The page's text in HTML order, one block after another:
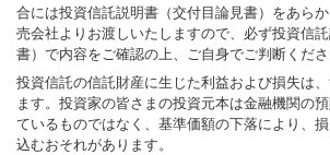
合には投資信託説明書（交付目論見書）をあら
売会社よりお渡しいたしますので、必ず投資信
書）で内容をご確認の上、ご自身でご判断くださ
投資信託の信託財産に生じた利益および損失は
ます。投資家の皆さまの投資元本は金融機関の
ているものではなく、基準価額の下落により、
込むおそれがあります。